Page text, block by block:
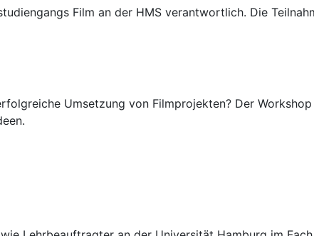
Film an der HMS verantwortlich. Die
Umsetzung von Filmprojekten? Der